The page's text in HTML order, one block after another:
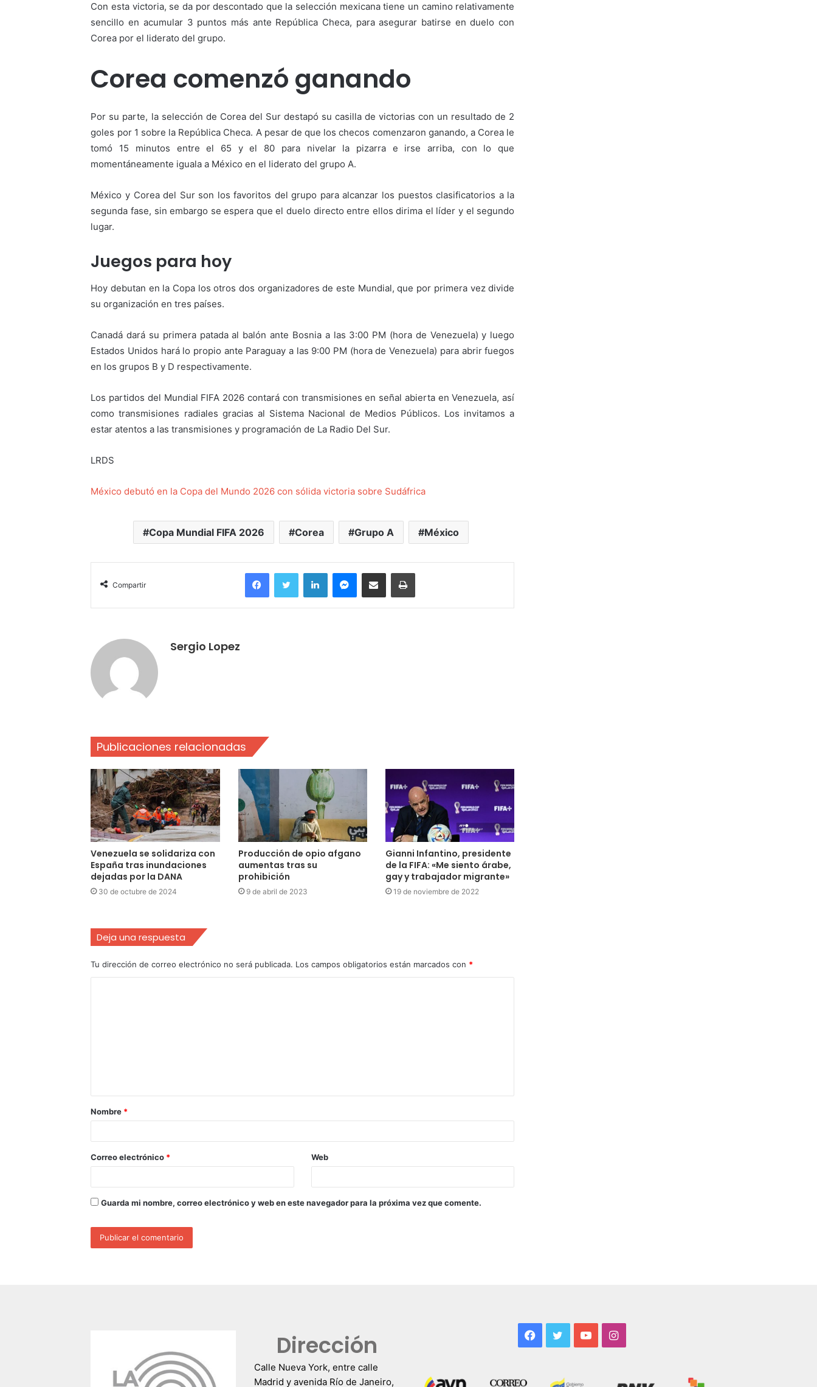
Con esta victoria, se da por descontado que la selección mexicana tiene un camino relativamente
sencillo en acumular 3 puntos más ante República Checa, para asegurar batirse en duelo con
Corea por el liderato del grupo.
Corea comenzó ganando
Por su parte, la selección de Corea del Sur destapó su casilla de victorias con un resultado de 2
goles por 1 sobre la República Checa. A pesar de que los checos comenzaron ganando, a Corea le
tomó 15 minutos entre el 65 y el 80 para nivelar la pizarra e irse arriba, con lo que
momentáneamente iguala a México en el liderato del grupo A.
México y Corea del Sur son los favoritos del grupo para alcanzar los puestos clasificatorios a la
segunda fase, sin embargo se espera que el duelo directo entre ellos dirima el líder y el segundo
lugar.
Juegos para hoy
Hoy debutan en la Copa los otros dos organizadores de este Mundial, que por primera vez divide
su organización en tres países.
Canadá dará su primera patada al balón ante Bosnia a las 3:00 PM (hora de Venezuela) y luego
Estados Unidos hará lo propio ante Paraguay a las 9:00 PM (hora de Venezuela) para abrir fuegos
en los grupos B y D respectivamente.
Los partidos del Mundial FIFA 2026 contará con transmisiones en señal abierta en Venezuela, así
como transmisiones radiales gracias al Sistema Nacional de Medios Públicos. Los invitamos a
estar atentos a las transmisiones y programación de La Radio Del Sur.
LRDS
México debutó en la Copa del Mundo 2026 con sólida victoria sobre Sudáfrica
Copa Mundial FIFA 2026 Corea Grupo A México
Compartir
FacebookTwitter LinkedInMessengerCompartir por correo electrónicoImprimir
Sergio Lopez
Publicaciones relacionadas
Venezuela se solidariza con
España tras inundaciones
dejadas por la DANA
30 de octubre de 2024
Producción de opio afgano
aumentas tras su
prohibición
9 de abril de 2023
Gianni Infantino, presidente
de la FIFA: «Me siento árabe,
gay y trabajador migrante»
19 de noviembre de 2022
Deja una respuesta
Tu dirección de correo electrónico no será publicada. Los campos obligatorios están marcados con *
Nombre *
Correo electrónico * Web
Guarda mi nombre, correo electrónico y web en este navegador para la próxima vez que comente.
Dirección
Calle Nueva York, entre calle
Madrid y avenida Río de Janeiro,
Facebook
TwitterYouTubeInstagram